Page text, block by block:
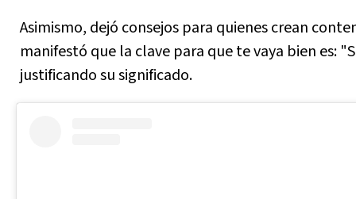
Asimismo, dejó consejos para quienes crean
manifestó que la clave para que te vaya bien es:
justificando su significado.